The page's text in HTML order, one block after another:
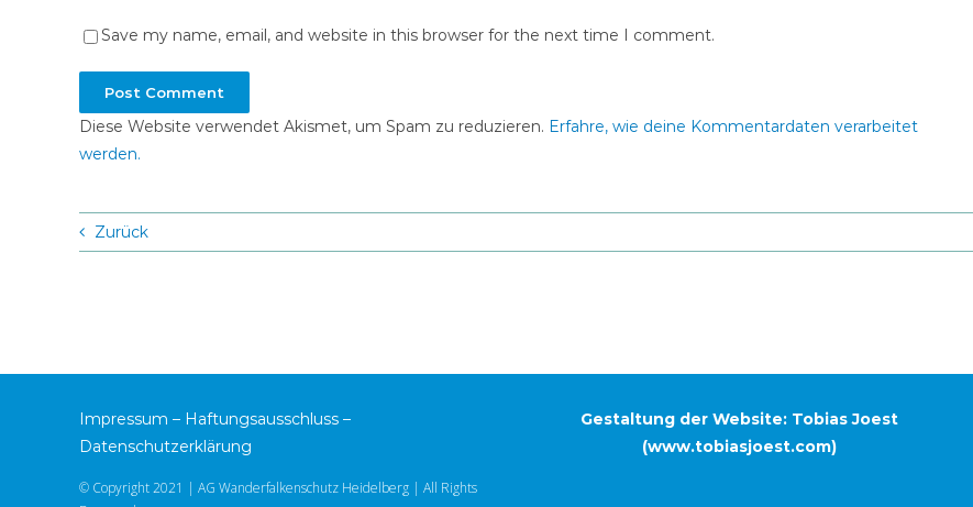
Save my name, email, and website in this browser for the next time I comment.
Diese Website verwendet Akismet, um Spam zu reduzieren. Erfahre, wie deine Kommentardaten verarbeitet
werden.
Zurück
Impressum – Haftungsausschluss –
Datenschutzerklärung
© Copyright 2021 | AG Wanderfalkenschutz Heidelberg | All Rights
Gestaltung der Website: Tobias Joest
(www.tobiasjoest.com)